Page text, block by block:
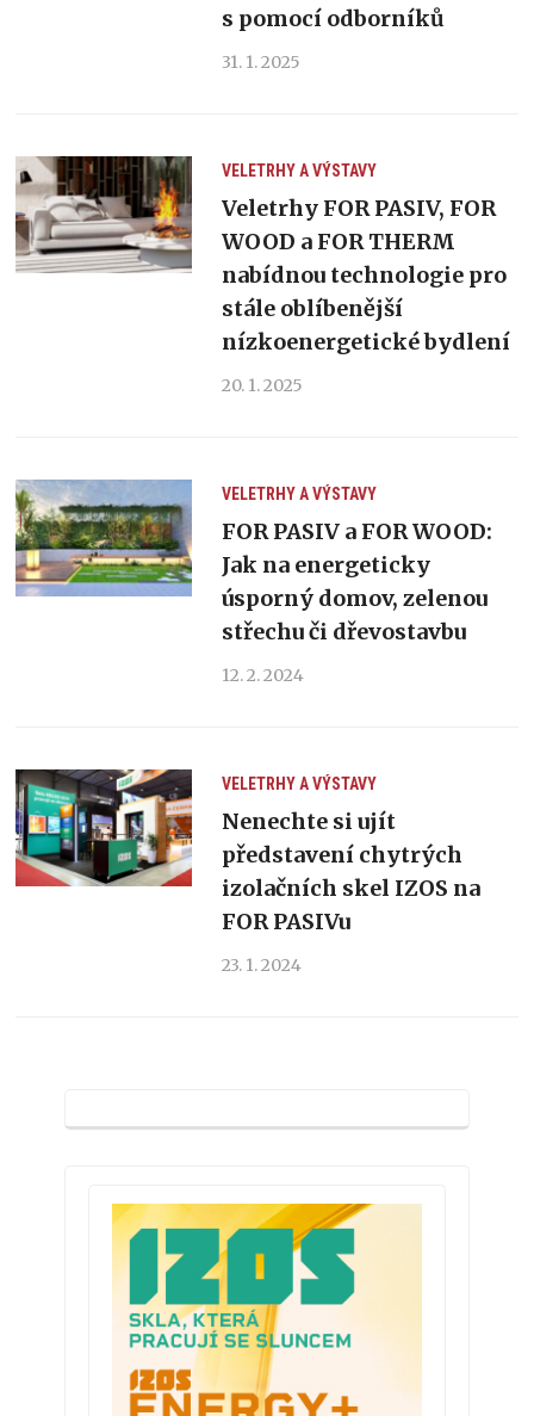
s pomocí odborníků
31. 1. 2025
VELETRHY A VÝSTAVY
Veletrhy FOR PASIV, FOR
WOOD a FOR THERM
nabídnou technologie pro
stále oblíbenější
nízkoenergetické bydlení
20. 1. 2025
VELETRHY A VÝSTAVY
FOR PASIV a FOR WOOD:
Jak na energeticky
úsporný domov, zelenou
střechu či dřevostavbu
12. 2. 2024
VELETRHY A VÝSTAVY
Nenechte si ujít
představení chytrých
izolačních skel IZOS na
FOR PASIVu
23. 1. 2024